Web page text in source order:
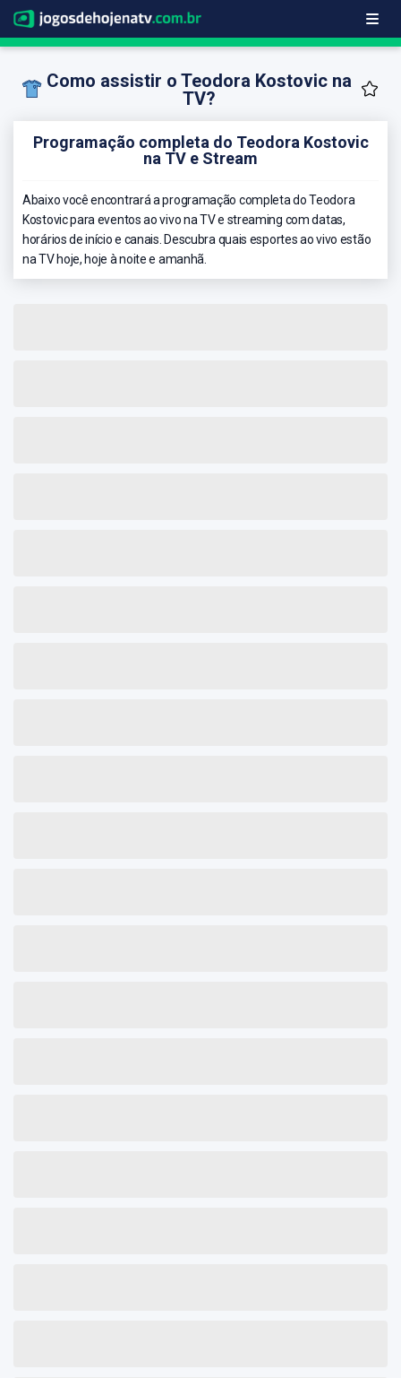
Como assistir o Teodora Kostovic na
TV?
Programação completa do Teodora Kostovic
na TV e Stream
Abaixo você encontrará a programação completa do Teodora
Kostovic para eventos ao vivo na TV e streaming com datas,
horários de início e canais. Descubra quais esportes ao vivo estão
na TV hoje, hoje à noite e amanhã.